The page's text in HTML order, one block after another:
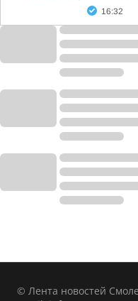
16:32
© Лента новостей